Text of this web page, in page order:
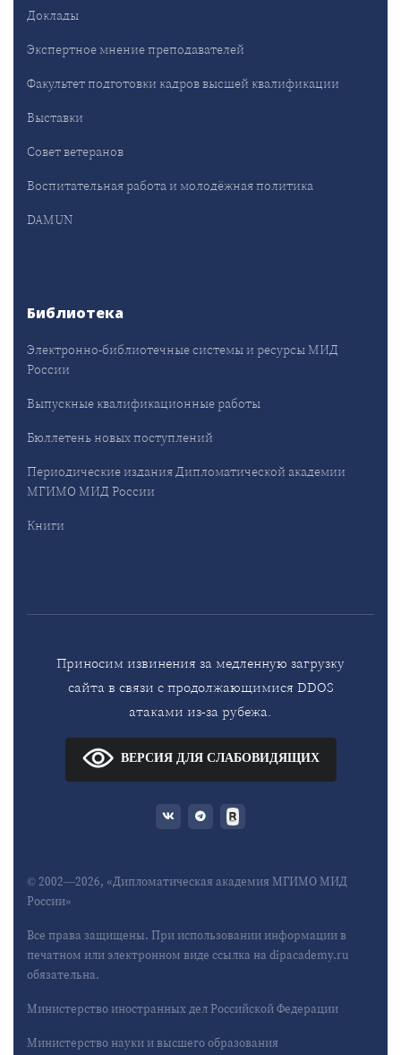
Доклады
Экспертное мнение преподавателей
Факультет подготовки кадров высшей квалификации
Выставки
Совет ветеранов
Воспитательная работа и молодёжная политика
DAMUN
Библиотека
Электронно-библиотечные системы и ресурсы МИД
России
Выпускные квалификационные работы
Бюллетень новых поступлений
Периодические издания Дипломатической академии
МГИМО МИД России
Книги
Приносим извинения за медленную загрузку
сайта в связи с продолжающимися DDOS
атаками из-за рубежа.
ВЕРСИЯ ДЛЯ СЛАБОВИДЯЩИХ
© 2002—2026, «Дипломатическая академия МГИМО МИД
России»
Все права защищены. При использовании информации в
печатном или электронном виде ссылка на dipacademy.ru
обязательна.
Министерство иностранных дел Российской Федерации
Министерство науки и высшего образования